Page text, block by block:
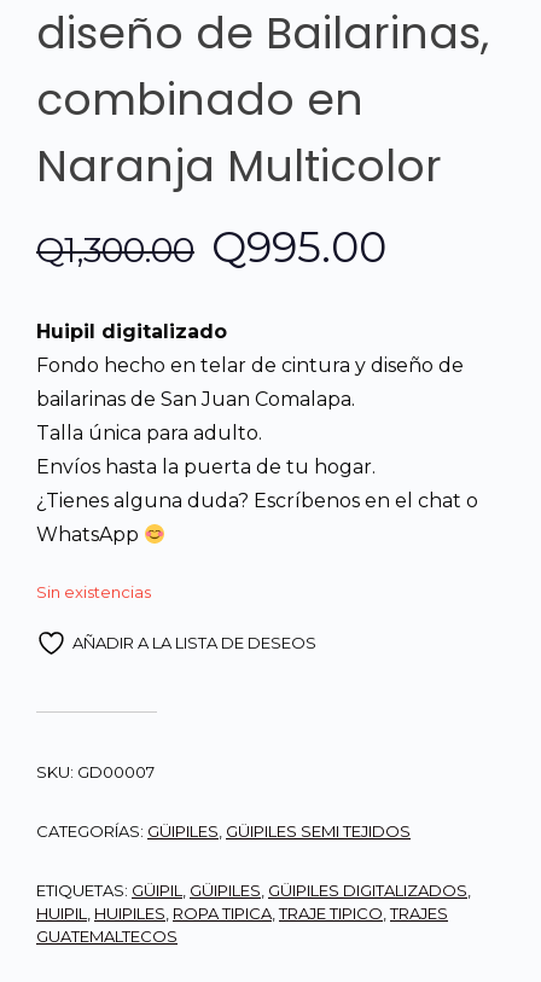
diseño de Bailarinas,
combinado en
Naranja Multicolor
Q1,300.00 El
original
era:
Q1,300.00.
Q995.00
actual
Huipil digitalizado
Fondo hecho en telar de cintura y diseño de
bailarinas de San Juan Comalapa.
Talla única para adulto.
Envíos hasta la puerta de tu hogar.
¿Tienes alguna duda? Escríbenos en el chat o
WhatsApp
Sin existencias
AÑADIR A LA LISTA DE DESEOS
SKU: GD00007
CATEGORÍAS: GÜIPILES GÜIPILES SEMI TEJIDOS
ETIQUETAS: GÜIPIL GÜIPILES GÜIPILES DIGITALIZADOS
HUIPIL
HUIPILES ROPA TIPICA ,TRAJE TIPICO ,TRAJES
GUATEMALTECOS